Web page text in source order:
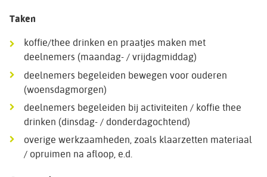
Taken
koffie/thee drinken en praatjes maken met
deelnemers (maandag- / vrijdagmiddag)
deelnemers begeleiden bewegen voor ouderen
(woensdagmorgen)
deelnemers begeleiden bij activiteiten / koffie thee
drinken (dinsdag- / donderdagochtend)
overige werkzaamheden, zoals klaarzetten materiaal
/ opruimen na afloop, e.d.